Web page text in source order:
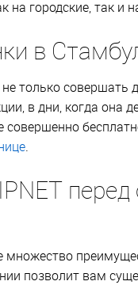
на городские, так и
в
только совершать
в дни, когда она
.
множество
позволит вам